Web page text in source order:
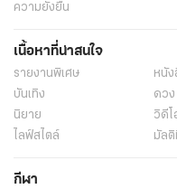
ความยั่งยืน
เนื้อหาที่น่าสนใจ
รายงานพิเศษ หนั
บันเทิง
ดวง
นิยาย
วิดีโ
ไลฟ์สไตล์
มัลติ
กีฬา